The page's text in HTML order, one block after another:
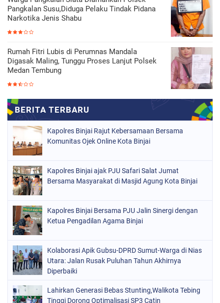
Pangkalan Susu,Diduga Pelaku Tindak Pidana
Narkotika Jenis Shabu
Rumah Fitri Lubis di Perumnas Mandala
Digasak Maling, Tunggu Proses Lanjut Polsek
Medan Tembung
Kapolres Binjai Rajut Kebersamaan Bersama
Komunitas Ojek Online Kota Binjai
Kapolres Binjai ajak PJU Safari Salat Jumat
Bersama Masyarakat di Masjid Agung Kota Binjai
Kapolres Binjai Bersama PJU Jalin Sinergi dengan
Ketua Pengadilan Agama Binjai
Kolaborasi Apik Gubsu-DPRD Sumut-Warga di Nias
Utara: Jalan Rusak Puluhan Tahun Akhirnya
Diperbaiki
Lahirkan Generasi Bebas Stunting,Walikota Tebing
Tinggi Dorong Optimalisasi SP3 Catin